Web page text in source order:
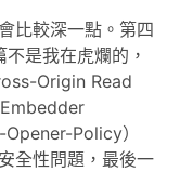
比較深一點。第四
是我在虎爛的，
Origin Read
Policy）
全性問題，最後一